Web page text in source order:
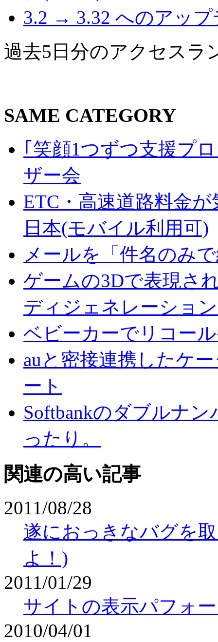
3.2 → 3.32 へのアップ
過去5日分のアクセスラ
SAME CATEGORY
｢笑顔1つずつ支援プ
ザー会
ETC・高速道路料金
日本(モバイル利用可)
メールを「件名のみ
ゲームの3Dで表現さ
ディジェネレーショ
ベビーカーでリコー
auと密接連携したケ
ート
Softbankのダブルナ
ったり。
関連の高い記事
2011/08/28
遂におっきなバグを
よ！)
2011/01/29
サイトの表示パフォ
2010/04/01